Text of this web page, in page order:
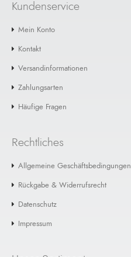
Kundenservice
Mein Konto
Kontakt
Versandinformationen
Zahlungsarten
Häufige Fragen
Rechtliches
Allgemeine Geschäftsbedingungen
Rückgabe & Widerrufsrecht
Datenschutz
Impressum